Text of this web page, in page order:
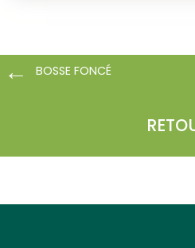
BOSSE FONCÉ